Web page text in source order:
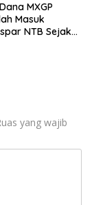
MXGP
Masuk
NTB Sejak
yang wajib